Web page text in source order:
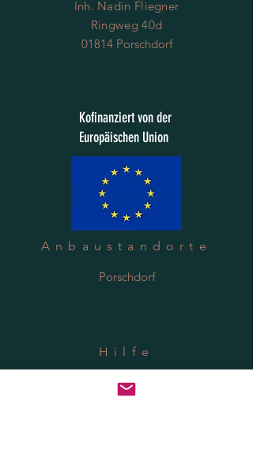
Inh. Nadin Fliegner
Ringweg 40d
01814 Porschdorf
Kofinanziert von der
Europäischen Union
Anbaustandorte
Porschdorf
Hilfe
Datenschutzrichtlinie